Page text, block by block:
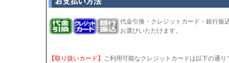
代金引換・クレジットカード・銀行振
お選びいただけます。
【取り扱いカード】 ご利用可能なクレジットカードは以下の通り